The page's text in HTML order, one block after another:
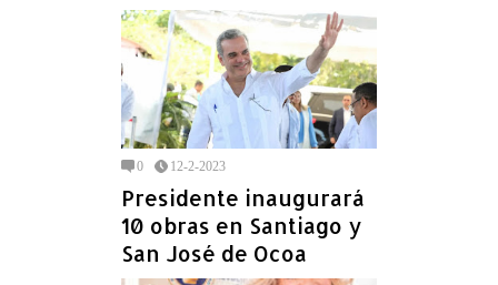
0 12-2-2023
Presidente inaugurará
10 obras en Santiago y
San José de Ocoa